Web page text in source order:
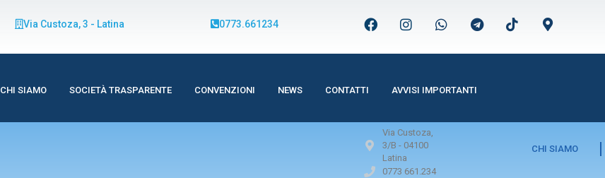
Via Custoza, 3 - Latina 0773.661234
CHI SIAMO SOCIETÀ TRASPARENTE CONVENZIONI NEWS CONTATTI AVVISI IMPORTANTI
Via Custoza,
3/B - 04100
Latina
0773 661.234
CHI SIAMO